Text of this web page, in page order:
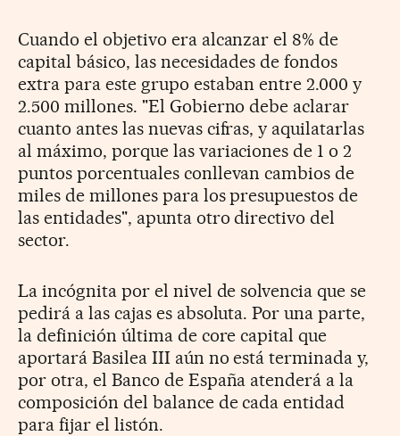
Cuando el objetivo era alcanzar el 8% de
capital básico, las necesidades de fondos
extra para este grupo estaban entre 2.000 y
2.500 millones. "El Gobierno debe aclarar
cuanto antes las nuevas cifras, y aquilatarlas
al máximo, porque las variaciones de 1 o 2
puntos porcentuales conllevan cambios de
miles de millones para los presupuestos de
las entidades", apunta otro directivo del
sector.
La incógnita por el nivel de solvencia que se
pedirá a las cajas es absoluta. Por una parte,
la definición última de core capital que
aportará Basilea III aún no está terminada y,
por otra, el Banco de España atenderá a la
composición del balance de cada entidad
para fijar el listón.